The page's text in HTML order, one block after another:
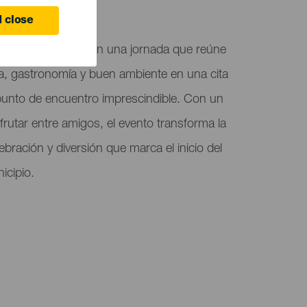
close
a Los Realejos en una jornada que reúne
gastronomía y buen ambiente en una cita
de encuentro imprescindible. Con un
entre amigos, el evento transforma la
y diversión que marca el inicio del